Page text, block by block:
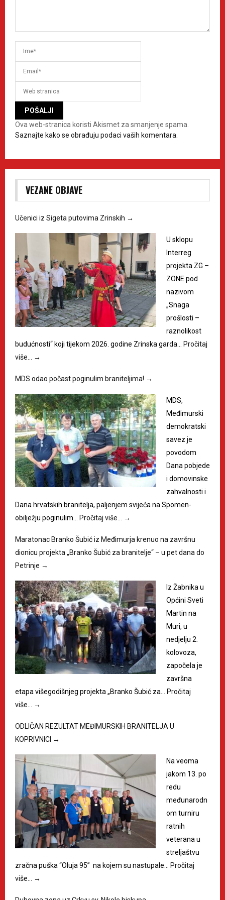
Ova web-stranica koristi Akismet za smanjenje spama.
Saznajte kako se obrađuju podaci vaših komentara.
VEZANE OBJAVE
Učenici iz Sigeta putovima Zrinskih →
U sklopu
Interreg
projekta ZG –
ZONE pod
nazivom
„Snaga
prošlosti –
raznolikost
budućnosti“ koji tijekom 2026. godine Zrinska garda… Pročitaj
više… →
MDS odao počast poginulim braniteljima! →
MDS,
Međimurski
demokratski
savez je
povodom
Dana pobjede
i domovinske
zahvalnosti i
Dana hrvatskih branitelja, paljenjem svijeća na Spomen-
obilježju poginulim… Pročitaj više… →
Maratonac Branko Šubić iz Međimurja krenuo na završnu
dionicu projekta „Branko Šubić za branitelje“ – u pet dana do
Petrinje →
Iz Žabnika u
Općini Sveti
Martin na
Muri, u
nedjelju 2.
kolovoza,
započela je
završna
etapa višegodišnjeg projekta „Branko Šubić za… Pročitaj
više… →
ODLIČAN REZULTAT MEĐIMURSKIH BRANITELJA U
KOPRIVNICI →
Na veoma
jakom 13. po
redu
međunarodn
om turniru
ratnih
veterana u
streljaštvu
zračna puška “Oluja 95” na kojem su nastupale… Pročitaj
više… →